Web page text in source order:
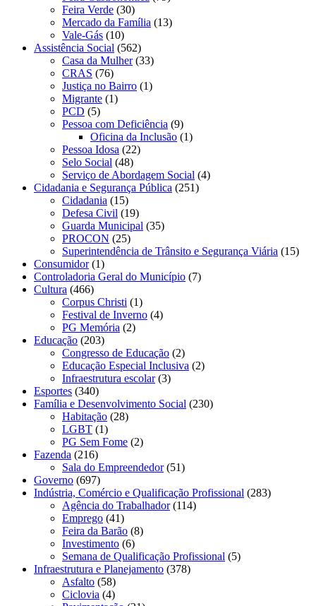
Feira Verde (30)
Mercado da Família (13)
Vale-Gás (10)
Assistência Social (562)
Casa da Mulher(33)
CRAS (76)
Justiça no Bairro (1)
Migrante (1)
PCD (5)
Pessoa com Deficiência (9)
Oficina da Inclusão (1)
Pessoa Idosa (22)
Selo Social (48)
Serviço de Abordagem Social (4)
Cidadania e Segurança Pública (251)
Cidadania (15)
Defesa Civil (19)
Guarda Municipal (35)
PROCON (25)
Superintendência de Trânsito e Segurança Viária (15)
Consumidor(1)
Controladoria Geral do Município (7)
Cultura (466)
Corpus Christi (1)
Festival de Inverno (4)
PG Memória (2)
Educação (203)
Congresso de Educação (2)
Educação Especial Inclusiva (2)
Infraestrutura escolar(3)
Esportes (340)
Família e Desenvolvimento Social (230)
Habitação (28)
LGBT (1)
PG Sem Fome (2)
Fazenda (216)
Sala do Empreendedor(51)
Governo (697)
Indústria, Comércio e Qualificação Profissional (283)
Agência do Trabalhador(114)
Emprego (41)
Feira da Barão (8)
Investimento (6)
Semana de Qualificação Profissional (5)
Infraestrutura e Planejamento (378)
Asfalto (58)
Ciclovia (4)